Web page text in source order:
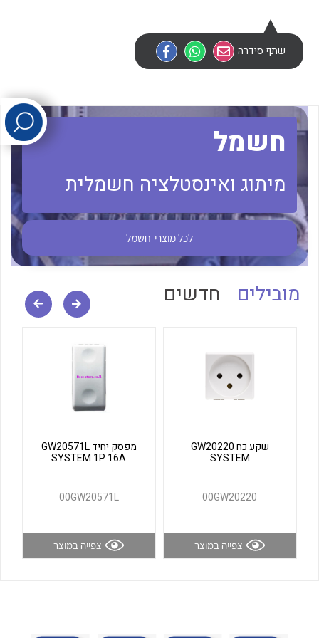
לכל מוצרי היצרן
לכל מוצרי היצרן לכל מוצרי היצרן
לכל מוצרי היצרן לכל מוצרי היצרן
שתף סידרה
חשמל
מיתוג ואינסטלציה חשמלית
לכל מוצרי חשמל
מובילים חדשים
שקע כח GW20220
SYSTEM
00GW20220
צפייה במוצר
מפסק יחיד GW20571L
SYSTEM 1P 16A
00GW20571L
צפייה במוצר